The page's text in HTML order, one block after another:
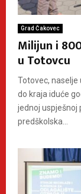
Grad Čakovec
Milijun i
u Totovcu
Totovec,
do kraja iduće
jednoj uspješnoj
predškolska...